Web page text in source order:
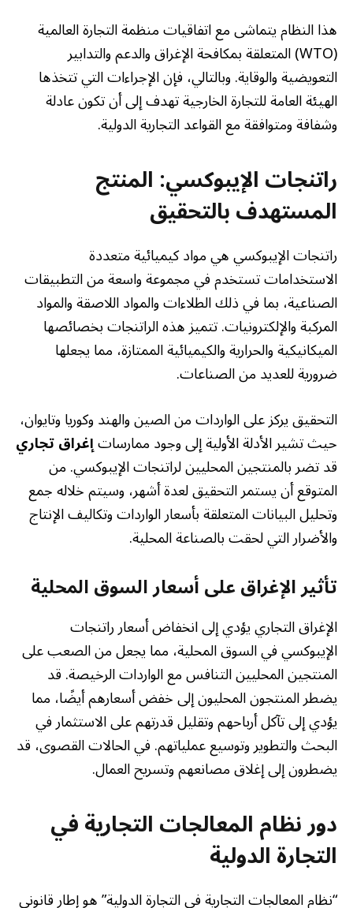
هذا النظام يتماشى مع اتفاقيات منظمة التجارة العالمية
(WTO) المتعلقة بمكافحة الإغراق والدعم والتدابير
التعويضية والوقاية. وبالتالي، فإن الإجراءات التي تتخذها
الهيئة العامة للتجارة الخارجية تهدف إلى أن تكون عادلة
وشفافة ومتوافقة مع القواعد التجارية الدولية.
راتنجات الإيبوكسي: المنتج
المستهدف بالتحقيق
راتنجات الإيبوكسي هي مواد كيميائية متعددة
الاستخدامات تستخدم في مجموعة واسعة من التطبيقات
الصناعية، بما في ذلك الطلاءات والمواد اللاصقة والمواد
المركبة والإلكترونيات. تتميز هذه الراتنجات بخصائصها
الميكانيكية والحرارية والكيميائية الممتازة، مما يجعلها
ضرورية للعديد من الصناعات.
التحقيق يركز على الواردات من الصين والهند وكوريا وتايوان،
حيث تشير الأدلة الأولية إلى وجود ممارساتإغراق تجاري
قد تضر بالمنتجين المحليين لراتنجات الإيبوكسي. من
المتوقع أن يستمر التحقيق لعدة أشهر، وسيتم خلاله جمع
وتحليل البيانات المتعلقة بأسعار الواردات وتكاليف الإنتاج
والأضرار التي لحقت بالصناعة المحلية.
تأثير الإغراق على أسعار السوق المحلية
الإغراق التجاري يؤدي إلى انخفاض أسعار راتنجات
الإيبوكسي في السوق المحلية، مما يجعل من الصعب على
المنتجين المحليين التنافس مع الواردات الرخيصة. قد
يضطر المنتجون المحليون إلى خفض أسعارهم أيضًا، مما
يؤدي إلى تآكل أرباحهم وتقليل قدرتهم على الاستثمار في
البحث والتطوير وتوسيع عملياتهم. في الحالات القصوى، قد
يضطرون إلى إغلاق مصانعهم وتسريح العمال.
دور نظام المعالجات التجارية في
التجارة الدولية
“نظام المعالجات التجارية في التجارة الدولية” هو إطار قانوني